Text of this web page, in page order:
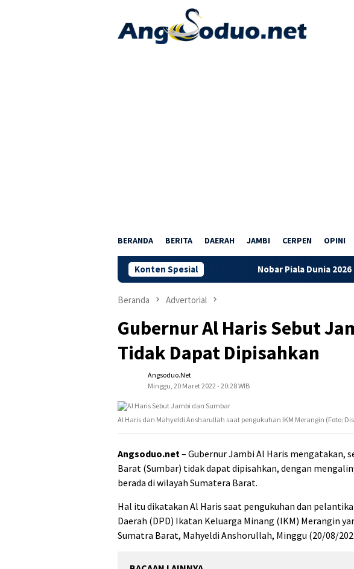
BERANDA BERITA DAERAH JAMBI CERPEN OPINI
Konten Spesial Nobar Piala Dunia 2026 di Provinsi
Beranda Advertorial
Gubernur Al Haris Sebut
Tidak Dapat Dipisahkan
Angsoduo.net
Minggu, 20 Maret 2022 - 20:28 WIB
Al Haris dan Mahyeldi Ansharullah saat pengukuhan IKM Merangin (Foto:
Angsoduo.net– Gubernur Jambi Al Haris mengatakan,
Barat (Sumbar) tidak dapat dipisahkan, dengan
berada di wilayah Sumatera Barat.
Hal itu dikatakan Al Haris saat pengukuhan dan
Daerah (DPD) Ikatan Keluarga Minang (IKM) Merangin
Sumatra Barat, Mahyeldi Anshorullah, Minggu (20/08/